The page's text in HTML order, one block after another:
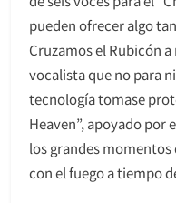
pueden ofrecer algo
Cruzamos el Rubicón
vocalista que no para
tecnología tomase
Heaven”, apoyado por
los grandes momentos
con el fuego a tiempo